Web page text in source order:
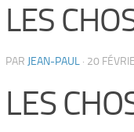
LES
PAR JEAN-PAUL · 20
LES